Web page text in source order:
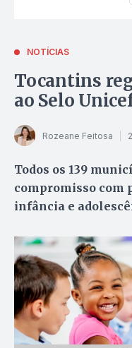
NOTÍCIAS
Tocantins
ao Selo
Rozeane Feitosa
Todos os 139
compromisso com
infância e